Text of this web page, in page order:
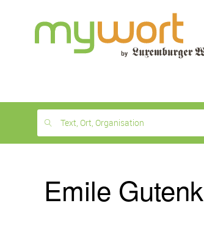
month
free
Text, Ort, Organisation
Emile